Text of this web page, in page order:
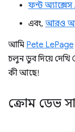
ফন্ট অ্যাক্সেস
এবং, আরও
আমি Pete LePage
চলুন ডুব দিয়ে
কী আছে!
ক্রোম ডেভ